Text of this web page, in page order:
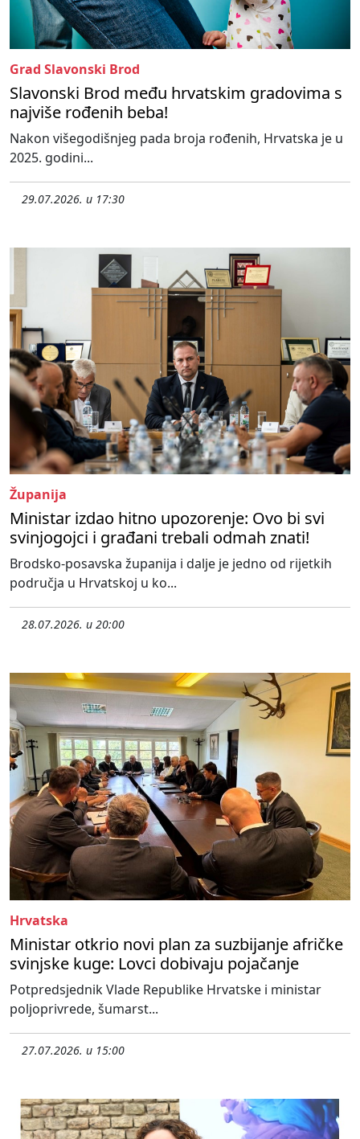
Grad Slavonski Brod
Slavonski Brod među hrvatskim gradovima s
najviše rođenih beba!
Nakon višegodišnjeg pada broja rođenih, Hrvatska je u
2025. godini...
29.07.2026. u 17:30
Županija
Ministar izdao hitno upozorenje: Ovo bi svi
svinjogojci i građani trebali odmah znati!
Brodsko-posavska županija i dalje je jedno od rijetkih
područja u Hrvatskoj u ko...
28.07.2026. u 20:00
Hrvatska
Ministar otkrio novi plan za suzbijanje afričke
svinjske kuge: Lovci dobivaju pojačanje
Potpredsjednik Vlade Republike Hrvatske i ministar
poljoprivrede, šumarst...
27.07.2026. u 15:00